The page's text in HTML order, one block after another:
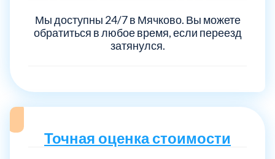
Мы доступны 24/7 в Мячково. Вы можете
обратиться в любое время, если переезд
затянулся.
Точная оценка стоимости